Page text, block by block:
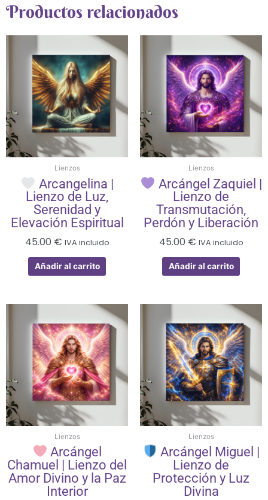
Productos relacionados
Lienzos
Arcangelina |
Lienzo de Luz,
Serenidad y
Elevación Espiritual
45.00 € IVA incluido
Añadir al carrito
Lienzos
Arcángel Zaquiel |
Lienzo de
Transmutación,
Perdón y Liberación
45.00 € IVA incluido
Añadir al carrito
Lienzos
Arcángel
Chamuel | Lienzo del
Amor Divino y la Paz
Interior
Lienzos
Arcángel Miguel |
Lienzo de
Protección y Luz
Divina